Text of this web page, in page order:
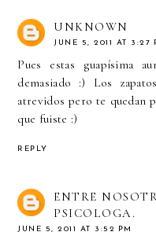
UNKNOWN
JUNE 5, 2011 AT 3:27
Pues estas guapísima
demasiado :) Los
atrevidos pero te quedan
que fuiste :)
REPLY
ENTRE
PSICOLOGA.
JUNE 5, 2011 AT 3:52 PM